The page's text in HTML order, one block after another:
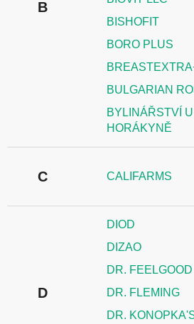
B
BISHOFIT
BORO PLUS
BULGARIAN
BYLINÁŘSTVÍ
HORÁKYNĚ
C CALIFARMS
D
DIOD
DIZAO
DR. FEELGOOD
DR. FLEMING
DR.